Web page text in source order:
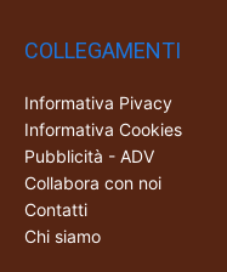
COLLEGAMENTI
Informativa Pivacy
Informativa Cookies
Pubblicità - ADV
Collabora con noi
Contatti
Chi siamo